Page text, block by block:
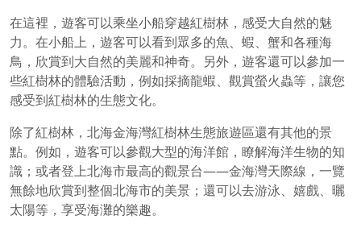
在這裡，遊客可以乘坐小船穿越紅樹林，感受大自然的魅
力。在小船上，遊客可以看到眾多的魚、蝦、蟹和各種海
鳥，欣賞到大自然的美麗和神奇。另外，遊客還可以參加一
些紅樹林的體驗活動，例如採摘龍蝦、觀賞螢火蟲等，讓您
感受到紅樹林的生態文化。
除了紅樹林，北海金海灣紅樹林生態旅遊區還有其他的景
點。例如，遊客可以參觀大型的海洋館，瞭解海洋生物的知
識；或者登上北海市最高的觀景台——金海灣天際線，一覽
無餘地欣賞到整個北海市的美景；還可以去游泳、嬉戲、曬
太陽等，享受海灘的樂趣。